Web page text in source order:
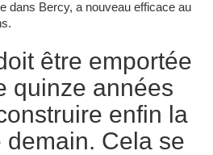
dans Bercy, a nouveau efficace au
être emportée
quinze années
enfin la
demain. Cela se